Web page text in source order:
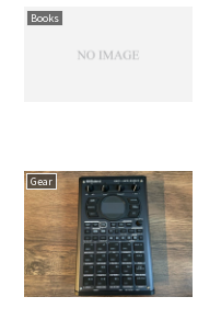
Books
Gear